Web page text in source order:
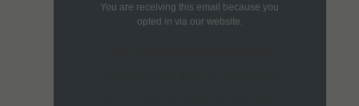
You are receiving this email because you
opted in via our website.